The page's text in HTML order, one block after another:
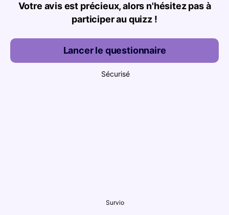
Votre avis est précieux, alors n'hésitez pas à
participer au quizz !
Lancer le questionnaire
Sécurisé
Survio